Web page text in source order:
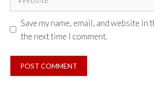
Save my name, email, and website
the next time I comment.